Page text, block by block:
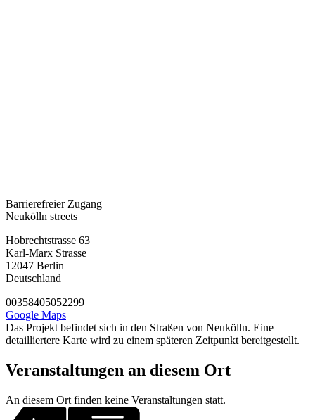
Barrierefreier Zugang
Neukölln streets
Hobrechtstrasse 63
Karl-Marx Strasse
12047 Berlin
Deutschland
00358405052299
Google Maps
Das Projekt befindet sich in den Straßen von Neukölln. Eine
detailliertere Karte wird zu einem späteren Zeitpunkt bereitgestellt.
Veranstaltungen an diesem Ort
An diesem Ort finden keine Veranstaltungen statt.